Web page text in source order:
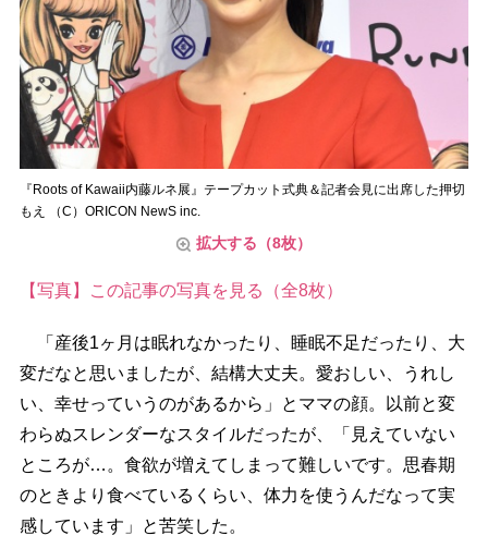
『Roots of Kawaii内藤ルネ展』テープカット式典＆記者会見に出席した押切
もえ （C）ORICON NewS inc.
拡大する（8枚）
【写真】この記事の写真を見る（全8枚）
「産後1ヶ月は眠れなかったり、睡眠不足だったり、大
変だなと思いましたが、結構大丈夫。愛おしい、うれし
い、幸せっていうのがあるから」とママの顔。以前と変
わらぬスレンダーなスタイルだったが、「見えていない
ところが…。食欲が増えてしまって難しいです。思春期
のときより食べているくらい、体力を使うんだなって実
感しています」と苦笑した。